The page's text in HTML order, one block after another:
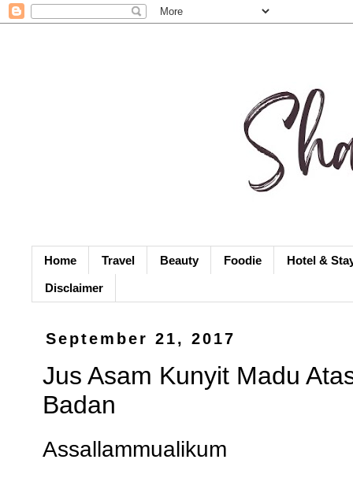
Home Travel Beauty Foodie Hotel &
Disclaimer
September 21, 2017
Jus Asam Kunyit Madu
Badan
Assallammualikum